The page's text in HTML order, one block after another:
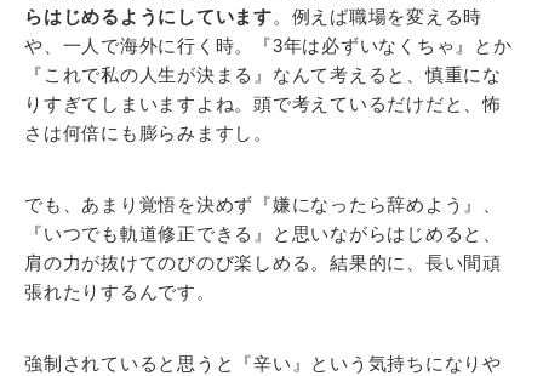
らはじめるようにしています。例えば職場を変える時
や、一人で海外に行く時。『3年は必ずいなくちゃ』とか
『これで私の人生が決まる』なんて考えると、慎重にな
りすぎてしまいますよね。頭で考えているだけだと、怖
さは何倍にも膨らみますし。
でも、あまり覚悟を決めず『嫌になったら辞めよう』、
『いつでも軌道修正できる』と思いながらはじめると、
肩の力が抜けてのびのび楽しめる。結果的に、長い間頑
張れたりするんです。
強制されていると思うと『辛い』という気持ちになりや